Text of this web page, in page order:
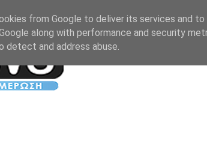
from Google to deliver its services and
along with performance and security
detect and address abuse.